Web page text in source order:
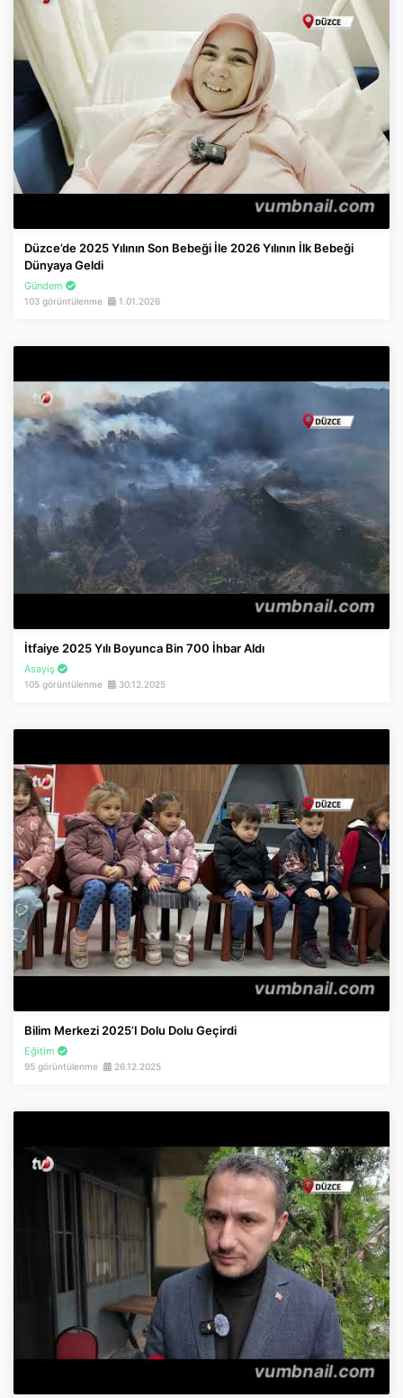
Düzce’de 2025 Yılının Son Bebeği İle 2026 Yılının İlk Bebeği
Dünyaya Geldi
Gündem
103 görüntülenme 1.01.2026
İtfaiye 2025 Yılı Boyunca Bin 700 İhbar Aldı
Asayiş
105 görüntülenme 30.12.2025
Bilim Merkezi 2025’i Dolu Dolu Geçirdi
Eğitim
95 görüntülenme 26.12.2025